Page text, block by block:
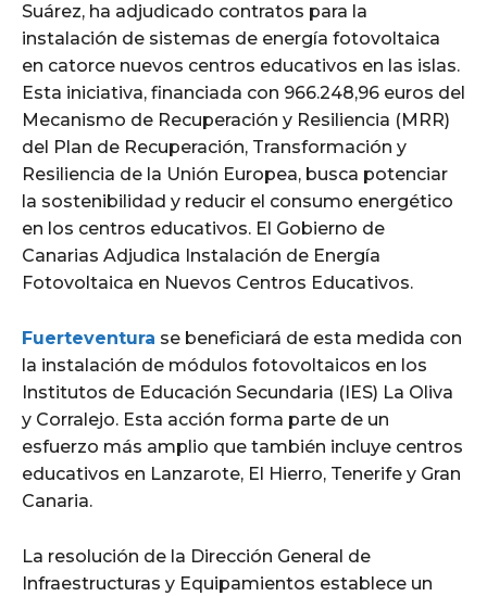
Suárez, ha adjudicado contratos para la
instalación de sistemas de energía fotovoltaica
en catorce nuevos centros educativos en las islas.
Esta iniciativa, financiada con 966.248,96 euros del
Mecanismo de Recuperación y Resiliencia (MRR)
del Plan de Recuperación, Transformación y
Resiliencia de la Unión Europea, busca potenciar
la sostenibilidad y reducir el consumo energético
en los centros educativos. El Gobierno de
Canarias Adjudica Instalación de Energía
Fotovoltaica en Nuevos Centros Educativos.
Fuerteventura se beneficiará de esta medida con
la instalación de módulos fotovoltaicos en los
Institutos de Educación Secundaria (IES) La Oliva
y Corralejo. Esta acción forma parte de un
esfuerzo más amplio que también incluye centros
educativos en Lanzarote, El Hierro, Tenerife y Gran
Canaria.
La resolución de la Dirección General de
Infraestructuras y Equipamientos establece un